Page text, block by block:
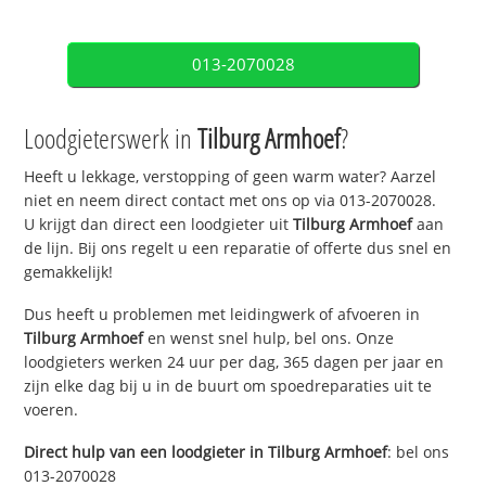
013-2070028
Loodgieterswerk inTilburg Armhoef?
Heeft u lekkage, verstopping of geen warm water? Aarzel
niet en neem direct contact met ons op via 013-2070028.
U krijgt dan direct een loodgieter uitTilburg Armhoefaan
de lijn. Bij ons regelt u een reparatie of offerte dus snel en
gemakkelijk!
Dus heeft u problemen met leidingwerk of afvoeren in
Tilburg Armhoefen wenst snel hulp, bel ons. Onze
loodgieters werken 24 uur per dag, 365 dagen per jaar en
zijn elke dag bij u in de buurt om spoedreparaties uit te
voeren.
Direct hulp van een loodgieter inTilburg Armhoef: bel ons
013-2070028